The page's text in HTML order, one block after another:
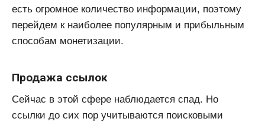
есть огромное количество информации, поэтому
перейдем к наиболее популярным и прибыльным
способам монетизации.
Продажа ссылок
Сейчас в этой сфере наблюдается спад. Но
ссылки до сих пор учитываются поисковыми